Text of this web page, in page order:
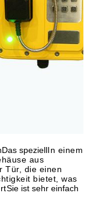
Das speziellIn einem
aus
Tür, die einen
bietet, was
Sie ist sehr einfach